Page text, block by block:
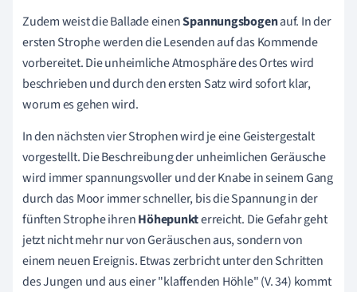
Zudem weist die Ballade einenSpannungsbogenauf. In der
ersten Strophe werden die Lesenden auf das Kommende
vorbereitet. Die unheimliche Atmosphäre des Ortes wird
beschrieben und durch den ersten Satz wird sofort klar,
worum es gehen wird.
In den nächsten vier Strophen wird je eine Geistergestalt
vorgestellt. Die Beschreibung der unheimlichen Geräusche
wird immer spannungsvoller und der Knabe in seinem Gang
durch das Moor immer schneller, bis die Spannung in der
fünften Strophe ihrenHöhepunkterreicht. Die Gefahr geht
jetzt nicht mehr nur von Geräuschen aus, sondern von
einem neuen Ereignis. Etwas zerbricht unter den Schritten
des Jungen und aus einer "klaffenden Höhle" (V. 34) kommt